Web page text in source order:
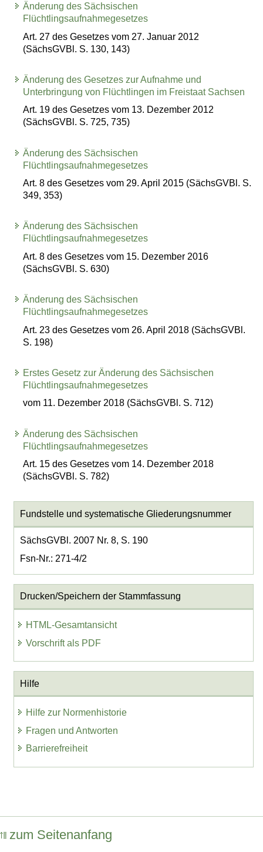
Änderung des Sächsischen
Flüchtlingsaufnahmegesetzes
Art. 27 des Gesetzes vom 27. Januar 2012
(SächsGVBl. S. 130, 143)
Änderung des Gesetzes zur Aufnahme und
Unterbringung von Flüchtlingen im Freistaat Sachsen
Art. 19 des Gesetzes vom 13. Dezember 2012
(SächsGVBl. S. 725, 735)
Änderung des Sächsischen
Flüchtlingsaufnahmegesetzes
Art. 8 des Gesetzes vom 29. April 2015 (SächsGVBl. S.
349, 353)
Änderung des Sächsischen
Flüchtlingsaufnahmegesetzes
Art. 8 des Gesetzes vom 15. Dezember 2016
(SächsGVBl. S. 630)
Änderung des Sächsischen
Flüchtlingsaufnahmegesetzes
Art. 23 des Gesetzes vom 26. April 2018 (SächsGVBl.
S. 198)
Erstes Gesetz zur Änderung des Sächsischen
Flüchtlingsaufnahmegesetzes
vom 11. Dezember 2018 (SächsGVBl. S. 712)
Änderung des Sächsischen
Flüchtlingsaufnahmegesetzes
Art. 15 des Gesetzes vom 14. Dezember 2018
(SächsGVBl. S. 782)
Fundstelle und systematische Gliederungsnummer
SächsGVBl. 2007 Nr. 8, S. 190
Fsn-Nr.: 271-4/2
Drucken/Speichern der Stammfassung
HTML-Gesamtansicht
Vorschrift als PDF
Hilfe
Hilfe zur Normenhistorie
Fragen und Antworten
Barrierefreiheit
zum Seitenanfang